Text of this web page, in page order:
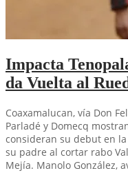
Impacta
da Vuelta al
Coaxamalucan, vía Don
Parladé y Domecq
consideran su debut en
su padre al cortar rabo
Mejía. Manolo González,